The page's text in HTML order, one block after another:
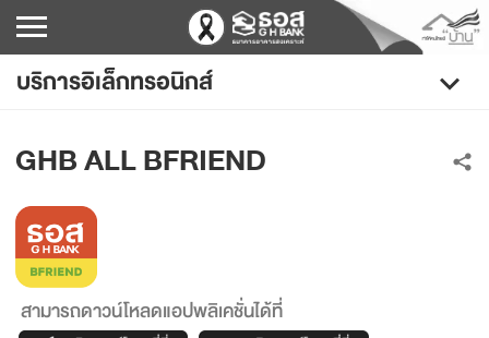
บริการอิเล็กทรอนิกส์
GHB ALL BFRIEND
GHB ALL HOME
GHB BUDDY
GHB ALL BFRIEND
สามารถดาวน์โหลดแอปพลิเคชั่นได้ที่